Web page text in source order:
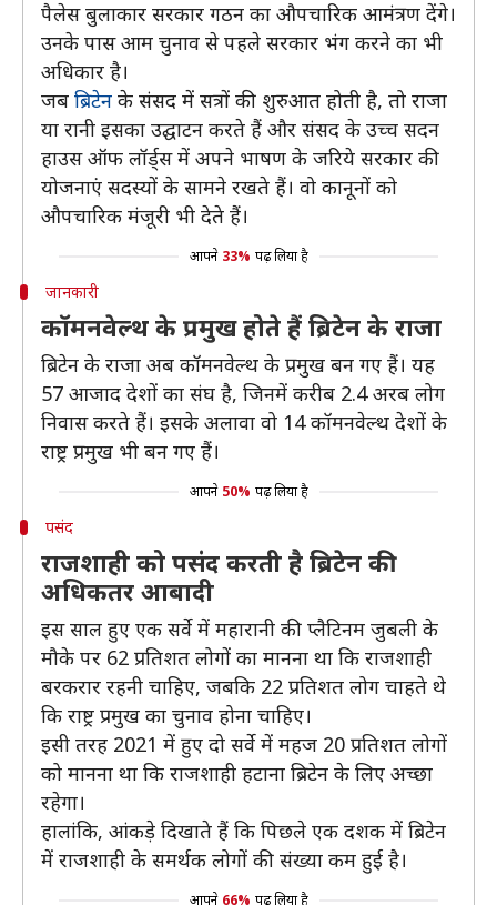
पैलेस बुलाकार सरकार गठन का औपचारिक आमंत्रण देंगे।
उनके पास आम चुनाव से पहले सरकार भंग करने का भी
अधिकार है।
जब ब्रिटेन के संसद में सत्रों की शुरुआत होती है, तो राजा
या रानी इसका उद्घाटन करते हैं और संसद के उच्च सदन
हाउस ऑफ लॉर्ड्स में अपने भाषण के जरिये सरकार की
योजनाएं सदस्यों के सामने रखते हैं। वो कानूनों को
औपचारिक मंजूरी भी देते हैं।
आपने 33% पढ़ लिया है
जानकारी
कॉमनवेल्थ के प्रमुख होते हैं ब्रिटेन के राजा
ब्रिटेन के राजा अब कॉमनवेल्थ के प्रमुख बन गए हैं। यह
57 आजाद देशों का संघ है, जिनमें करीब 2.4 अरब लोग
निवास करते हैं। इसके अलावा वो 14 कॉमनवेल्थ देशों के
राष्ट्र प्रमुख भी बन गए हैं।
आपने 50% पढ़ लिया है
पसंद
राजशाही को पसंद करती है ब्रिटेन की
अधिकतर आबादी
इस साल हुए एक सर्वे में महारानी की प्लैटिनम जुबली के
मौके पर 62 प्रतिशत लोगों का मानना था कि राजशाही
बरकरार रहनी चाहिए, जबकि 22 प्रतिशत लोग चाहते थे
कि राष्ट्र प्रमुख का चुनाव होना चाहिए।
इसी तरह 2021 में हुए दो सर्वे में महज 20 प्रतिशत लोगों
को मानना था कि राजशाही हटाना ब्रिटेन के लिए अच्छा
रहेगा।
हालांकि, आंकड़े दिखाते हैं कि पिछले एक दशक में ब्रिटेन
में राजशाही के समर्थक लोगों की संख्या कम हुई है।
आपने 66% पढ़ लिया है